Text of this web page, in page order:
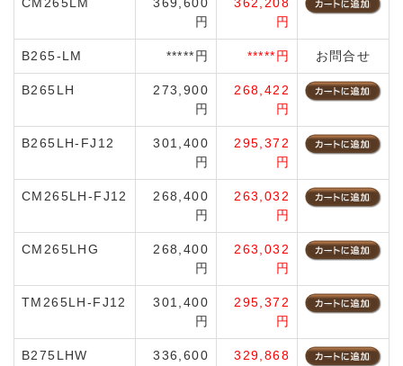
CM265LM
369,600
円
362,208
円
B265-LM *****円 *****円 お問合せ
B265LH
273,900
円
268,422
円
B265LH-FJ12
301,400
円
295,372
円
CM265LH-FJ12
268,400
円
263,032
円
CM265LHG
268,400
円
263,032
円
TM265LH-FJ12
301,400
円
295,372
円
B275LHW
336,600
329,868